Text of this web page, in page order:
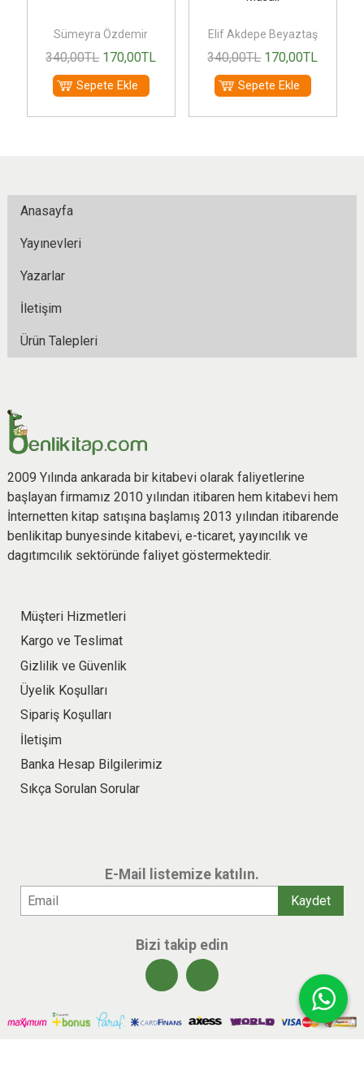
Sümeyra Özdemir
340,00TL 170,00TL
Sepete Ekle
Elif Akdepe Beyaztaş
340,00TL 170,00TL
Sepete Ekle
Anasayfa
Yayınevleri
Yazarlar
İletişim
Ürün Talepleri
2009 Yılında ankarada bir kitabevi olarak faliyetlerine
başlayan firmamız 2010 yılından itibaren hem kitabevi hem
İnternetten kitap satışına başlamış 2013 yılından itibarende
benlikitap bunyesinde kitabevi, e-ticaret, yayıncılık ve
dagıtımcılık sektöründe faliyet göstermektedir.
Müşteri Hizmetleri
Kargo ve Teslimat
Gizlilik ve Güvenlik
Üyelik Koşulları
Sipariş Koşulları
İletişim
Banka Hesap Bilgilerimiz
Sıkça Sorulan Sorular
E-Mail listemize katılın.
Bizi takip edin